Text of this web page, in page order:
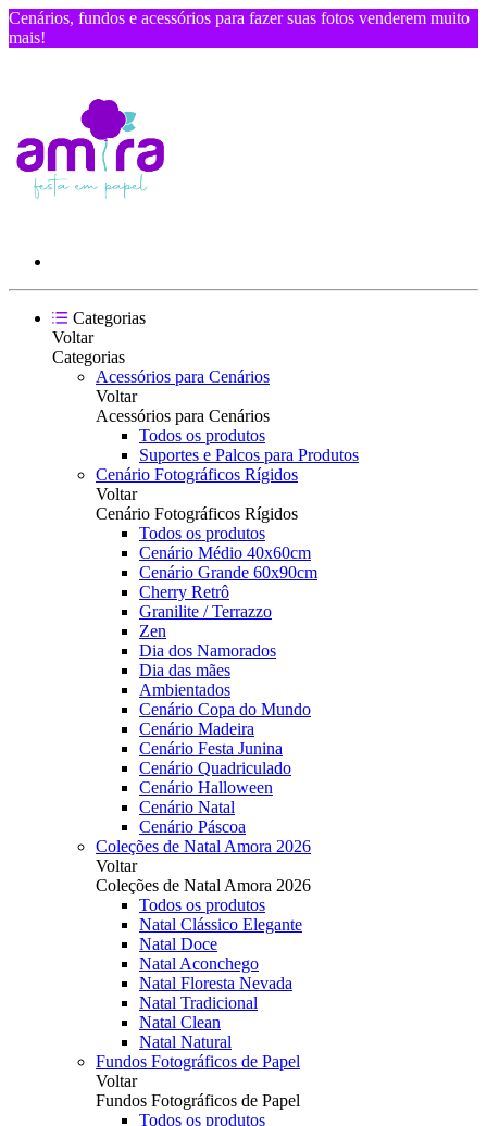
Cenários, fundos e acessórios para fazer suas fotos venderem muito
mais!
Categorias
Voltar
Categorias
Acessórios para Cenários
Voltar
Acessórios para Cenários
Todos os produtos
Suportes e Palcos para Produtos
Cenário Fotográficos Rígidos
Voltar
Cenário Fotográficos Rígidos
Todos os produtos
Cenário Médio 40x60cm
Cenário Grande 60x90cm
Cherry Retrô
Granilite / Terrazzo
Zen
Dia dos Namorados
Dia das mães
Ambientados
Cenário Copa do Mundo
Cenário Madeira
Cenário Festa Junina
Cenário Quadriculado
Cenário Halloween
Cenário Natal
Cenário Páscoa
Coleções de Natal Amora 2026
Voltar
Coleções de Natal Amora 2026
Todos os produtos
Natal Clássico Elegante
Natal Doce
Natal Aconchego
Natal Floresta Nevada
Natal Tradicional
Natal Clean
Natal Natural
Fundos Fotográficos de Papel
Voltar
Fundos Fotográficos de Papel
Todos os produtos